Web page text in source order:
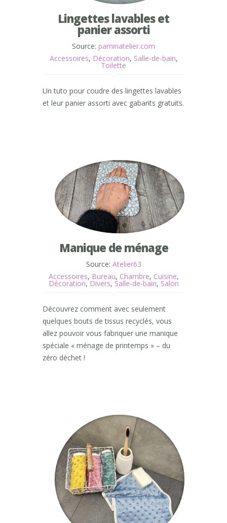
Lingettes lavables et
panier assorti
Source: paminatelier.com
Accessoires, Décoration, Salle-de-bain,
Toilette
Un tuto pour coudre des lingettes lavables
et leur panier assorti avec gabarits gratuits.
Manique de ménage
Source: Atelier63
Accessoires, Bureau, Chambre, Cuisine,
Décoration, Divers, Salle-de-bain, Salon
Découvrez comment avec seulement
quelques bouts de tissus recyclés, vous
allez pouvoir vous fabriquer une manique
spéciale « ménage de printemps » – du
zéro déchet !